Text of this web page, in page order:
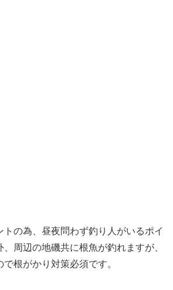
の為、昼夜問わず釣り人がいるポイ
周辺の地磯共に根魚が釣れますが、
根がかり対策必須です。